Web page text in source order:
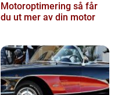
Motoroptimering så får
du ut mer av din motor